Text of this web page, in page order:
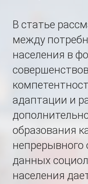
В статье
между
населения в
адаптации и
образования
непрерывного
данных
населения